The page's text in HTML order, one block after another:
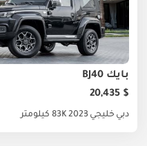
بايك BJ40
$ 20,435
دبي خليجي 202383K كيلومتر